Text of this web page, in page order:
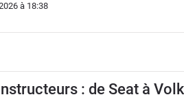
à 18:38
: de Seat à